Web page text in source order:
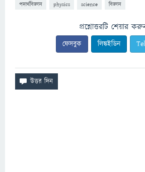
পদার্থবিজ্ঞান physics science বিজ্ঞান
প্রশ্নোত্তরটি শেয়ার
ফেসবুক লিঙ্কইডিন